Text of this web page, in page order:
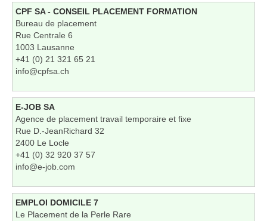
CPF SA - CONSEIL PLACEMENT FORMATION
Bureau de placement
Rue Centrale 6
1003 Lausanne
+41 (0) 21 321 65 21
info@cpfsa.ch
E-JOB SA
Agence de placement travail temporaire et fixe
Rue D.-JeanRichard 32
2400 Le Locle
+41 (0) 32 920 37 57
info@e-job.com
EMPLOI DOMICILE 7
Le Placement de la Perle Rare